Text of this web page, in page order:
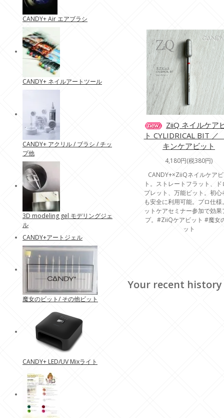
ZiiQ ネイルケア
ト CYLIDRICAL BIT
キンケアビット
4,180円(税380円)
CANDY+×ZiiQネイルケア
ト。ストレートフラット、ド
プレット、万能ビット。初心
も安全に利用可能。プロ仕様
ットケアセミナー参加で効果
プ。#ZiiQケアビット #魔女
ット
Your recent history
CANDY+ Air エアブラシ
CANDY+ ネイルアートツール
CANDY+ アクリル / ブラシ / チッ
プ他
3D modeling gel モデリングジェ
ル
CANDY+アートジェル
魔女のビット/ その他ビット
CANDY+ LED/UV Mixライト